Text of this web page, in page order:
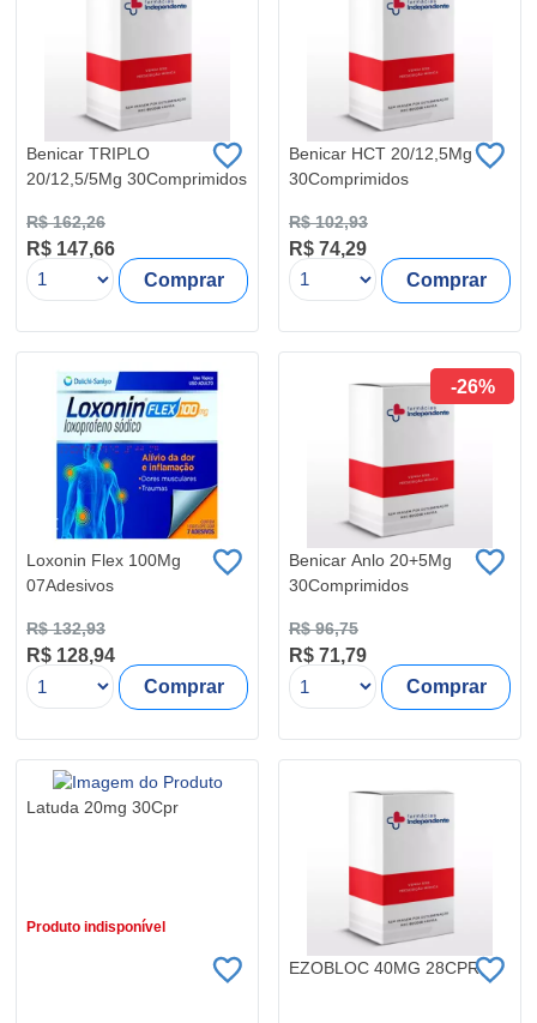
Benicar TRIPLO
20/12,5/5Mg 30Comprimidos
R$ 162,26
R$ 147,66
Comprar
Benicar HCT 20/12,5Mg
30Comprimidos
R$ 102,93
R$ 74,29
Comprar
Loxonin Flex 100Mg
07Adesivos
R$ 132,93
R$ 128,94
Comprar
-26%
Benicar Anlo 20+5Mg
30Comprimidos
R$ 96,75
R$ 71,79
Comprar
Latuda 20mg 30Cpr
Produto indisponível
EZOBLOC 40MG 28CPR